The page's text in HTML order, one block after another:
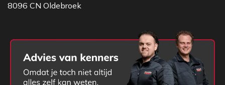
8096 CN Oldebroek